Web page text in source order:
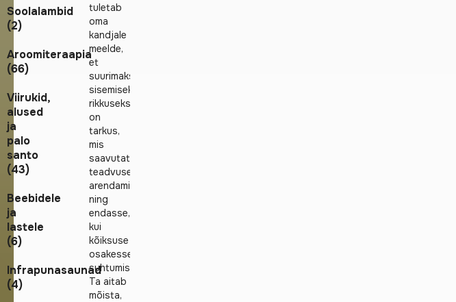
tuletab
oma
kandjale
meelde,
et
suurimaks
sisemiseks
rikkuseks
on
tarkus,
mis
saavutatakse
teadvuse
arendamisel
ning
endasse,
kui
kõiksuse
osakesse
suhtumisel.
Ta aitab
mõista,
Soolalambid
(2)
Aroomiteraapia
(66)
Viirukid,
alused
ja
palo
santo
(43)
Beebidele
ja
lastele
(6)
Infrapunasaunad
(4)